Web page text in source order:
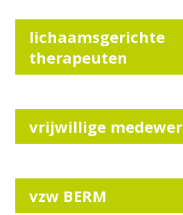
lichaamsgerichte
therapeuten
vrijwillige
vzw BERM